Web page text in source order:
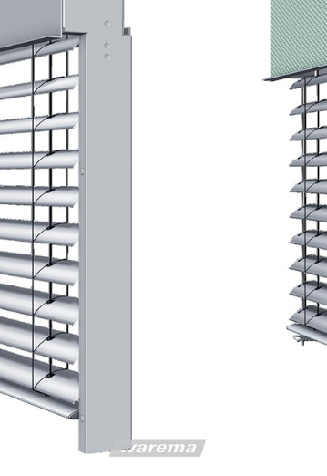
4000 mm
4000 mm
16 m²
einputzbare